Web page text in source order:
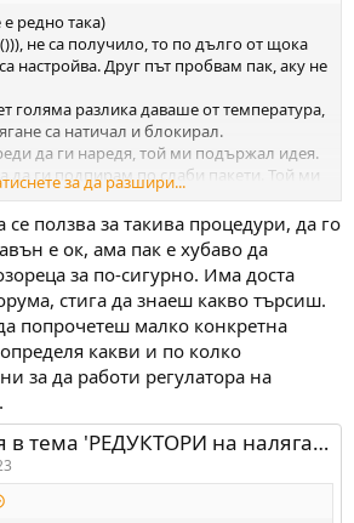
редно така)
не са получило, то по дълго от щока
настройва. Друг път пробвам пак, аку не
голяма разлика даваше от температура,
са натичал и блокирал.
да ги наредя, той ми подържал идея.
да ги подпирам по слаби пакети. Той ми
дюзата и настройки са ограничават и ще
за да разшири...
се ползва за такива процедури, да го
е ок, ама пак е хубаво да
за по-сигурно. Има доста
стига да знаеш какво търсиш.
попрочетеш малко конкретна
какви и по колко
за да работи регулатора на
'РЕДУКТОРИ на налягането в PCP.'